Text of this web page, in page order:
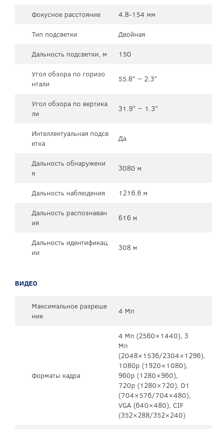
Фокусное расстояние
4.8-154 мм
Тип подсветки
Двойная
Дальность подсветки, м
150
Угол обзора по горизо
нтали
55.8° ~ 2.3°
Угол обзора по вертика
ли
31.9° ~ 1.3°
Интеллектуальная подсв
етка
Да
Дальность обнаружени
я
3080 м
Дальность наблюдения
1216.6 м
Дальность распознаван
ия
616 м
Дальность идентификац
ии
308 м
ВИДЕО
Максимальное разреше
ние
4 Мп
Форматы кадра
4 Mп (2560×1440), 3
Mп
(2048×1536/2304×1296),
1080p (1920×1080),
960p (1280×960),
720p (1280×720), D1
(704×576/704×480),
VGA (640×480), CIF
(352×288/352×240)